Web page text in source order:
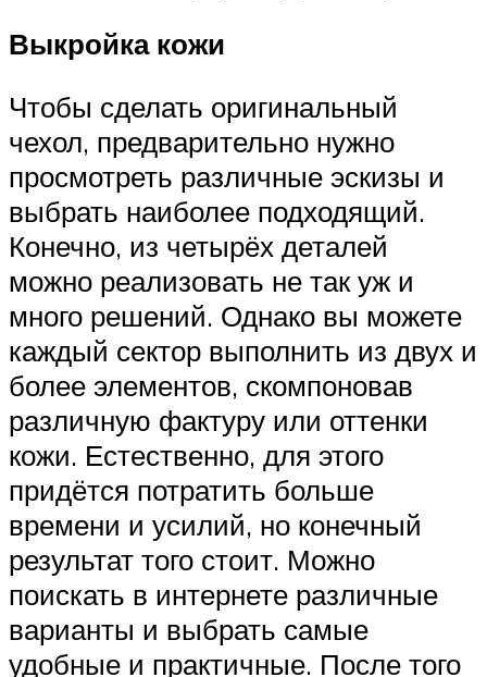
Выкройка кожи
Чтобы сделать оригинальный
чехол, предварительно нужно
просмотреть различные эскизы и
выбрать наиболее подходящий.
Конечно, из четырёх деталей
можно реализовать не так уж и
много решений. Однако вы можете
каждый сектор выполнить из двух и
более элементов, скомпоновав
различную фактуру или оттенки
кожи. Естественно, для этого
придётся потратить больше
времени и усилий, но конечный
результат того стоит. Можно
поискать в интернете различные
варианты и выбрать самые
удобные и практичные. После того